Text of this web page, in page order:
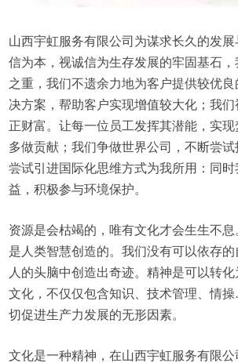
山西宇虹服务有限公司为谋求长久的发
信为本，视诚信为生存发展的牢固基石
之重，我们不遗余力地为客户提供较优
决方案，帮助客户实现增值较大化；我
正财富。让每一位员工发挥其潜能，实
多做贡献；我们争做世界公司，不断尝
尝试引进国际化思维方式为我所用：同时
益，积极参与环境保护。
资源是会枯竭的，唯有文化才会生生不
是人类智慧创造的。我们没有可以依存
人的头脑中创造出奇迹。精神是可以转
文化，不仅仅包含知识、技术管理、情
切促进生产力发展的无形因素。
文化是一种精神，在山西宇虹服务有限